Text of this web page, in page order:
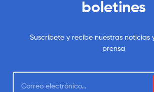
boletines
Suscríbete y recibe nuestras noticias
prensa